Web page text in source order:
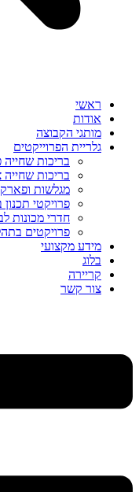
ראשי
אודות
מותגי הקבוצה
גלריית הפרוייקטים
בריכות שחייה
בריכות שחייה
מגלשות
פרויקטי תכנון
חדרי מכונות
פרויקטים
מידע מקצועי
בלוג
קריירה
צור קשר